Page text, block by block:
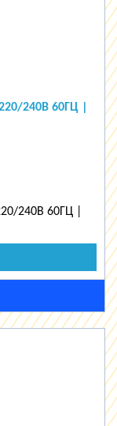
240В 60ГЦ |
240В 60ГЦ |